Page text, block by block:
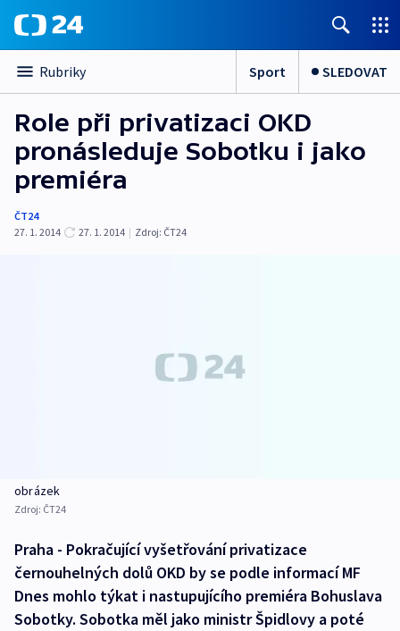
Rubriky Sport SLEDOVAT
Role při privatizaci OKD
pronásleduje Sobotku i jako
premiéra
ČT24
27. 1. 2014
27. 1. 2014 | Zdroj: ČT24
obrázek
Zdroj: ČT24
Praha - Pokračující vyšetřování privatizace
černouhelných dolů OKD by se podle informací MF
Dnes mohlo týkat i nastupujícího premiéra Bohuslava
Sobotky. Sobotka měl jako ministr Špidlovy a poté